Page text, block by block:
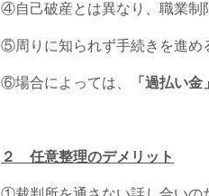
④自己破産とは異なり、職業制
⑤周りに知られず手続きを進め
⑥場合によっては、 「過払い金」
２ 任意整理のデメリット